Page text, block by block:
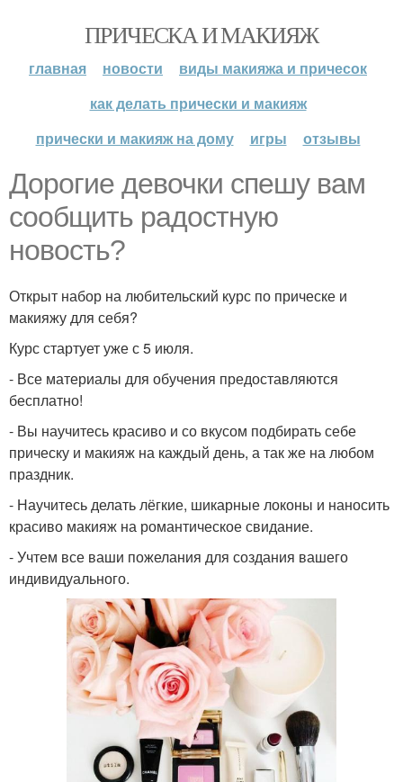
ПРИЧЕСКА И МАКИЯЖ
главная новости
виды макияжа и причесок
как делать прически и макияж
прически и макияж на дому
игры отзывы
Дорогие девочки спешу вам
сообщить радостную
новость?
Открыт набор на любительский курс по прическе и
макияжу для себя?
Курс стартует уже с 5 июля.
- Все материалы для обучения предоставляются
бесплатно!
- Вы научитесь красиво и со вкусом подбирать себе
прическу и макияж на каждый день, а так же на любом
праздник.
- Научитесь делать лёгкие, шикарные локоны и наносить
красиво макияж на романтическое свидание.
- Учтем все ваши пожелания для создания вашего
индивидуального.